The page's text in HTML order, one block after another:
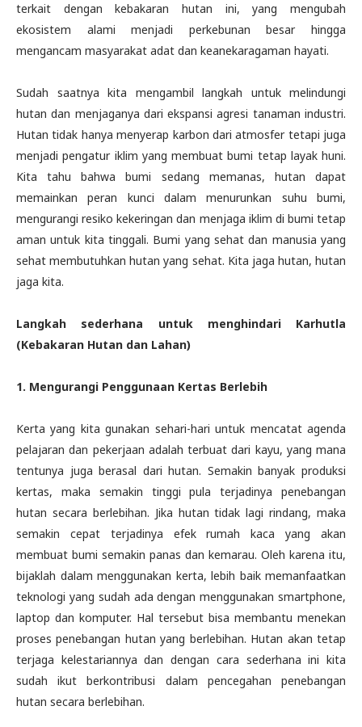
terkait dengan kebakaran hutan ini, yang mengubah
ekosistem alami menjadi perkebunan besar hingga
mengancam masyarakat adat dan keanekaragaman hayati.
Sudah saatnya kita mengambil langkah untuk melindungi
hutan dan menjaganya dari ekspansi agresi tanaman industri.
Hutan tidak hanya menyerap karbon dari atmosfer tetapi juga
menjadi pengatur iklim yang membuat bumi tetap layak huni.
Kita tahu bahwa bumi sedang memanas, hutan dapat
memainkan peran kunci dalam menurunkan suhu bumi,
mengurangi resiko kekeringan dan menjaga iklim di bumi tetap
aman untuk kita tinggali. Bumi yang sehat dan manusia yang
sehat membutuhkan hutan yang sehat. Kita jaga hutan, hutan
jaga kita.
Langkah sederhana untuk menghindari Karhutla
(Kebakaran Hutan dan Lahan)
1. Mengurangi Penggunaan Kertas Berlebih
Kerta yang kita gunakan sehari-hari untuk mencatat agenda
pelajaran dan pekerjaan adalah terbuat dari kayu, yang mana
tentunya juga berasal dari hutan. Semakin banyak produksi
kertas, maka semakin tinggi pula terjadinya penebangan
hutan secara berlebihan. Jika hutan tidak lagi rindang, maka
semakin cepat terjadinya efek rumah kaca yang akan
membuat bumi semakin panas dan kemarau. Oleh karena itu,
bijaklah dalam menggunakan kerta, lebih baik memanfaatkan
teknologi yang sudah ada dengan menggunakan smartphone,
laptop dan komputer. Hal tersebut bisa membantu menekan
proses penebangan hutan yang berlebihan. Hutan akan tetap
terjaga kelestariannya dan dengan cara sederhana ini kita
sudah ikut berkontribusi dalam pencegahan penebangan
hutan secara berlebihan.